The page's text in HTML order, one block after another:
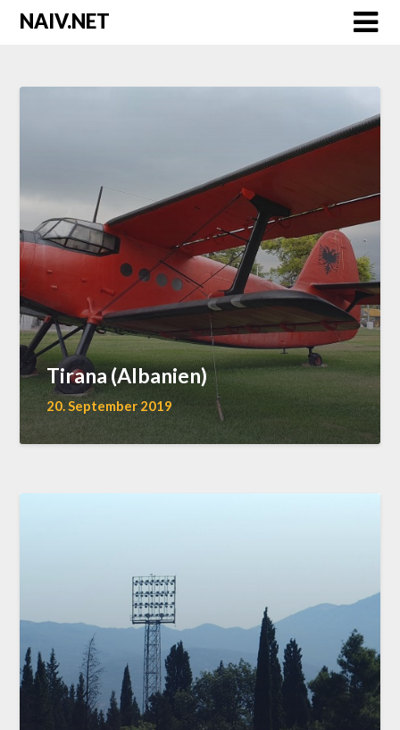
SkipNAIV.NET
Tirana (Albanien)
20. September 2019